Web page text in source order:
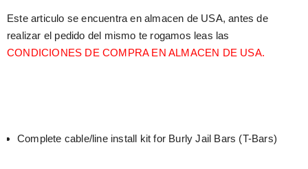
Este articulo se encuentra en almacen de USA, antes de
CONDICIONES DE COMPRA EN ALMACEN DE USA.
Complete cable/line install kit for Burly Jail Bars (T-Bars)